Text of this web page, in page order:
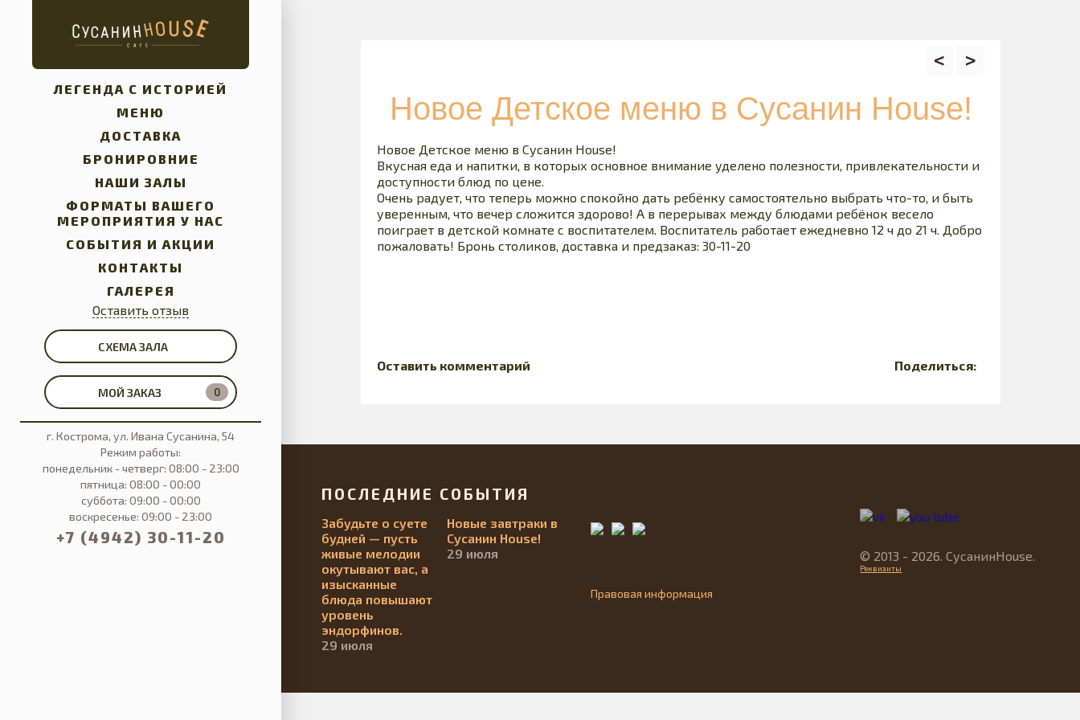
ЛЕГЕНДА С ИСТОРИЕЙ
МЕНЮ
ДОСТАВКА
БРОНИРОВНИЕ
НАШИ ЗАЛЫ
ФОРМАТЫ ВАШЕГО
МЕРОПРИЯТИЯ У НАС
СОБЫТИЯ И АКЦИИ
КОНТАКТЫ
ГАЛЕРЕЯ
Оставить отзыв
СХЕМА ЗАЛА
МОЙ ЗАКАЗ 0
г. Кострома, ул. Ивана Сусанина, 54
Режим работы:
понедельник - четверг: 08:00 - 23:00
пятница: 08:00 - 00:00
суббота: 09:00 - 00:00
воскресенье: 09:00 - 23:00
+7 (4942) 30-11-20
< >
Новое Детское меню в Сусанин House!
Новое Детское меню в Сусанин House!
Вкусная еда и напитки, в которых основное внимание уделено полезности, привлекательности и
доступности блюд по цене.
Очень радует, что теперь можно спокойно дать ребёнку самостоятельно выбрать что-то, и быть
уверенным, что вечер сложится здорово! А в перерывах между блюдами ребёнок весело
поиграет в детской комнате с воспитателем. Воспитатель работает ежедневно 12 ч до 21 ч. Добро
пожаловать! Бронь столиков, доставка и предзаказ: 30-11-20
Оставить комментарий Поделиться:
ПОСЛЕДНИЕ СОБЫТИЯ
Забудьте о суете
будней — пусть
живые мелодии
окутывают вас, а
изысканные
блюда повышают
уровень
эндорфинов.
29 июля
Новые завтраки в
Сусанин House!
29 июля
© 2013 - 2026. СусанинHouse.
Реквизиты
Правовая информация